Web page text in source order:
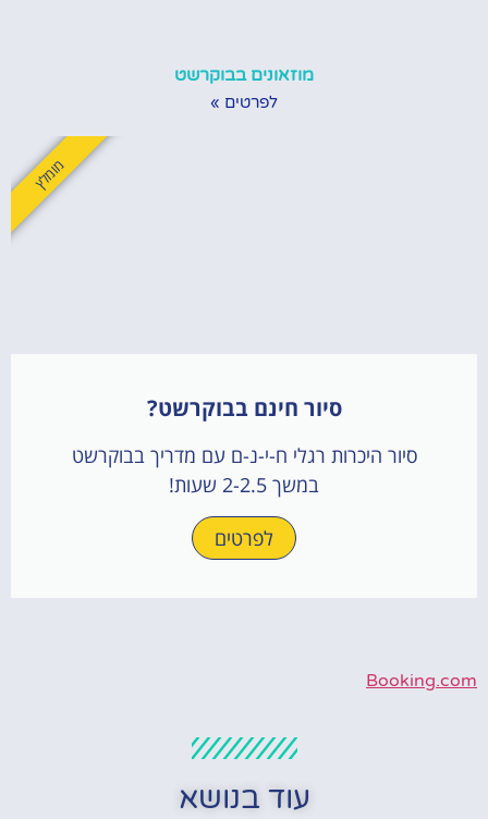
מוזאונים בבוקרשט
לפרטים »
סיור חינם בבוקרשט?
סיור היכרות רגלי ח-י-נ-ם עם מדריך בבוקרשט
במשך 2-2.5 שעות!
לפרטים
מומלץ
Booking.com
עוד בנושא